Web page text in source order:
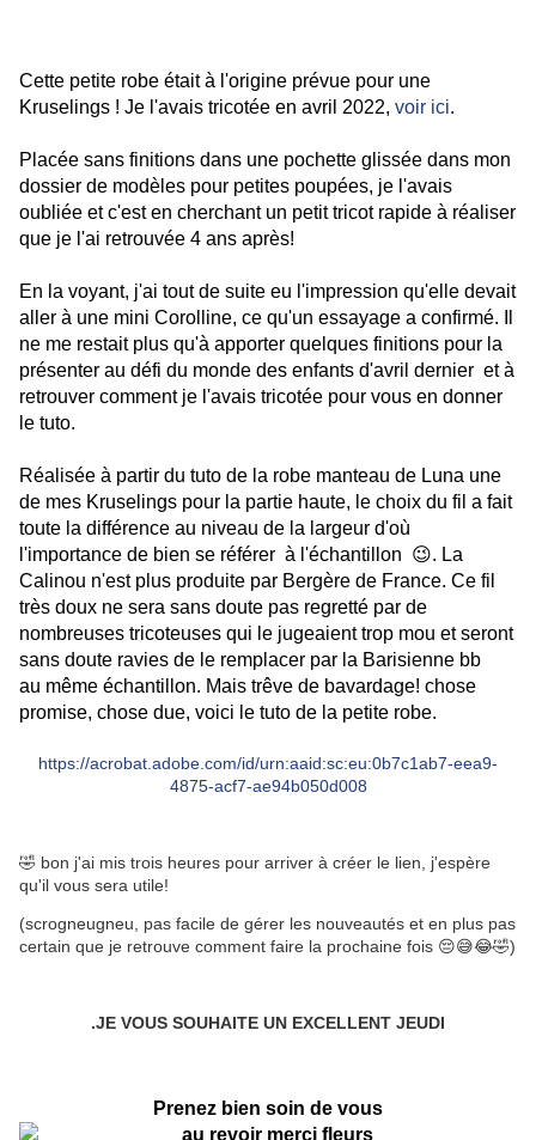
Cette petite robe était à l'origine prévue pour une
Kruselings ! Je l'avais tricotée en avril 2022, voir ici.
Placée sans finitions dans une pochette glissée dans mon
dossier de modèles pour petites poupées, je l'avais
oubliée et c'est en cherchant un petit tricot rapide à réaliser
que je l'ai retrouvée 4 ans après!
En la voyant, j'ai tout de suite eu l'impression qu'elle devait
aller à une mini Corolline, ce qu'un essayage a confirmé. Il
ne me restait plus qu'à apporter quelques finitions pour la
présenter au défi du monde des enfants d'avril dernier et à
retrouver comment je l'avais tricotée pour vous en donner
le tuto.
Réalisée à partir du tuto de la robe manteau de Luna une
de mes Kruselings pour la partie haute, le choix du fil a fait
toute la différence au niveau de la largeur d'où
l'importance de bien se référer à l'échantillon 😉. La
Calinou n'est plus produite par Bergère de France. Ce fil
très doux ne sera sans doute pas regretté par de
nombreuses tricoteuses qui le jugeaient trop mou et seront
sans doute ravies de le remplacer par la Barisienne bb
au même échantillon. Mais trêve de bavardage! chose
promise, chose due, voici le tuto de la petite robe.
https://acrobat.adobe.com/id/urn:aaid:sc:eu:0b7c1ab7-eea9-
4875-acf7-ae94b050d008
🤣 bon j'ai mis trois heures pour arriver à créer le lien, j'espère
qu'il vous sera utile!
(scrogneugneu, pas facile de gérer les nouveautés et en plus pas
certain que je retrouve comment faire la prochaine fois 😔😅😂🤣)
.JE VOUS SOUHAITE UN EXCELLENT JEUDI
Prenez bien soin de vous